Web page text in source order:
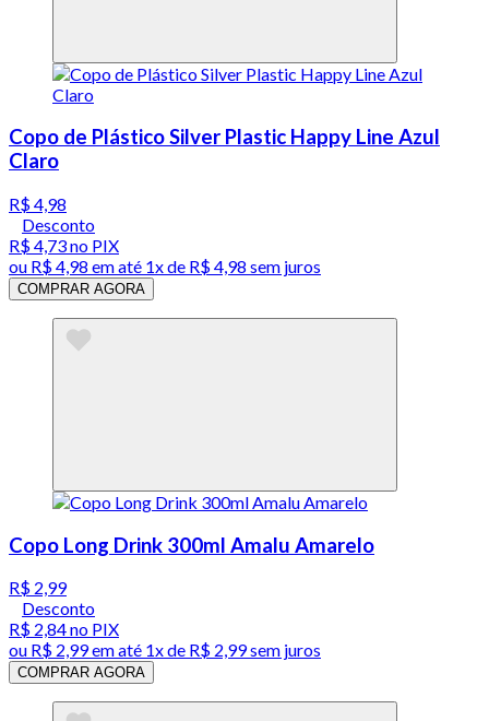
Copo de Plástico Silver Plastic Happy Line Azul
Claro
R$ 4,98
Desconto
R$ 4,73no PIX
ou R$ 4,98 em até 1x de R$ 4,98 sem juros
COMPRAR AGORA
Copo Long Drink 300ml Amalu Amarelo
R$ 2,99
Desconto
R$ 2,84no PIX
ou R$ 2,99em até 1x de R$ 2,99sem juros
COMPRAR AGORA